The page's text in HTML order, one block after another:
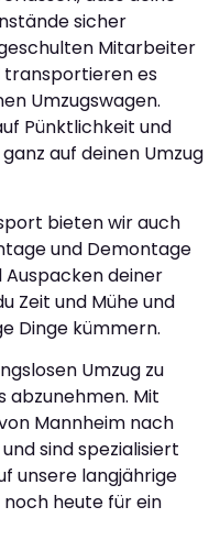
sicher
Mitarbeiter
es
Umzugswagen.
Pünktlichkeit und
auf deinen Umzug
bieten wir auch
und Demontage
Auspacken deiner
Zeit und Mühe und
Dinge kümmern.
Umzug zu
abzunehmen. Mit
Mannheim nach
sind spezialisiert
unsere langjährige
heute für ein